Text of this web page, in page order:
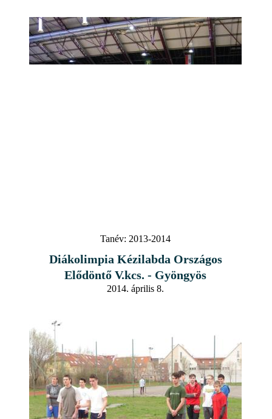
Tanév: 2013-2014
Diákolimpia Kézilabda Országos
Elődöntő V.kcs. - Gyöngyös
2014. április 8.